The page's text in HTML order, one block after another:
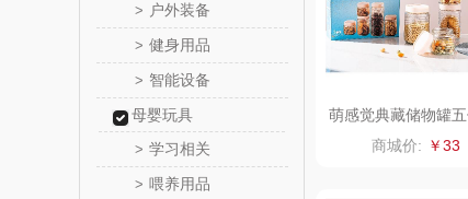
> 户外装备
> 健身用品
> 智能设备
母婴玩具
> 学习相关
> 喂养用品
乐
高
萌感觉典藏储物罐
商城价: ￥33